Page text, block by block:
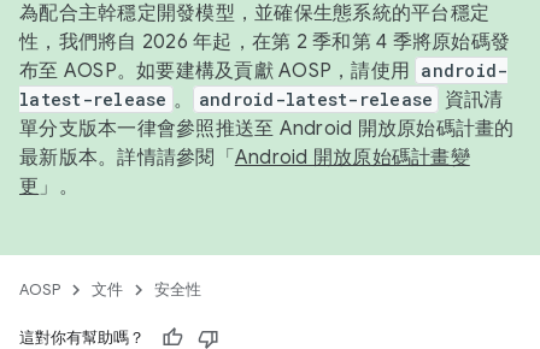
為配合主幹穩定開發模型，並確保生態系統的平台穩定
性，我們將自 2026 年起，在第 2 季和第 4 季將原始碼發
布至 AOSP。如要建構及貢獻 AOSP，請使用 android-
latest-release 。 android-latest-release
資訊清
單分支版本一律會參照推送至 Android 開放原始碼計畫的
最新版本。詳情請參閱「 Android 開放原始碼計畫變
更 」。
AOSP 文件 安全性
這對你有幫助嗎？